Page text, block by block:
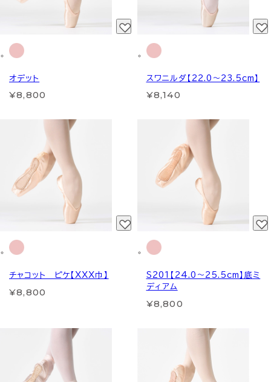
オデット
¥8,800
スワニルダ【22.0～23.5cm】
¥8,140
チャコット ピケ【XXX巾】
¥8,800
S201【24.0～25.5cm】底ミ
ディアム
¥8,800